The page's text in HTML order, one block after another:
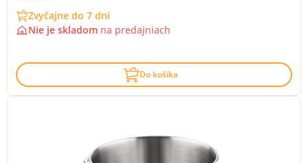
Zvyčajne do 7 dní
Nie je skladom na predajniach
Do košíka